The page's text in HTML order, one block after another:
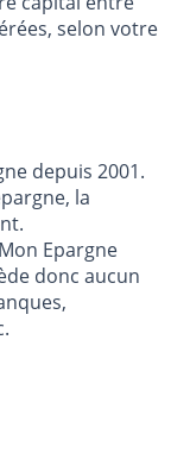
capital entre
selon votre
depuis 2001.
la
Epargne
donc aucun